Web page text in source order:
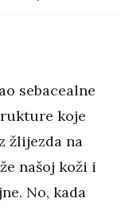
sebacealne
koje
žlijezda na
našoj koži i
No, kada